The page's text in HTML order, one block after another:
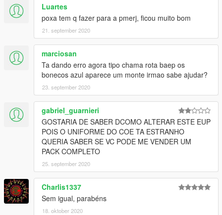
Luartes
poxa tem q fazer para a pmerj, ficou muito bom
21. september 2020
marciosan
Ta dando erro agora tipo chama rota baep os
bonecos azul aparece um monte irmao sabe ajudar?
23. september 2020
gabriel_guarnieri
GOSTARIA DE SABER DCOMO ALTERAR ESTE EUP
POIS O UNIFORME DO COE TA ESTRANHO
QUERIA SABER SE VC PODE ME VENDER UM
PACK COMPLETO
25. september 2020
Charlis1337
Sem igual, parabéns
18. oktober 2020